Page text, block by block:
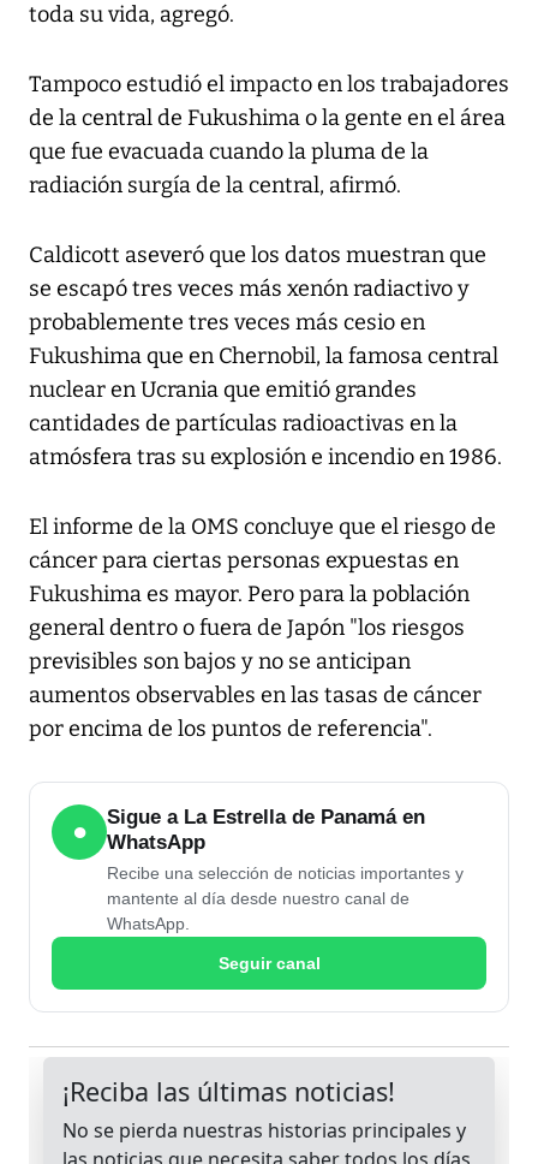
toda su vida, agregó.
Tampoco estudió el impacto en los trabajadores
de la central de Fukushima o la gente en el área
que fue evacuada cuando la pluma de la
radiación surgía de la central, afirmó.
Caldicott aseveró que los datos muestran que
se escapó tres veces más xenón radiactivo y
probablemente tres veces más cesio en
Fukushima que en Chernobil, la famosa central
nuclear en Ucrania que emitió grandes
cantidades de partículas radioactivas en la
atmósfera tras su explosión e incendio en 1986.
El informe de la OMS concluye que el riesgo de
cáncer para ciertas personas expuestas en
Fukushima es mayor. Pero para la población
general dentro o fuera de Japón "los riesgos
previsibles son bajos y no se anticipan
aumentos observables en las tasas de cáncer
por encima de los puntos de referencia".
●
Sigue a La Estrella de Panamá en
WhatsApp
Recibe una selección de noticias importantes y
mantente al día desde nuestro canal de
WhatsApp.
Seguir canal